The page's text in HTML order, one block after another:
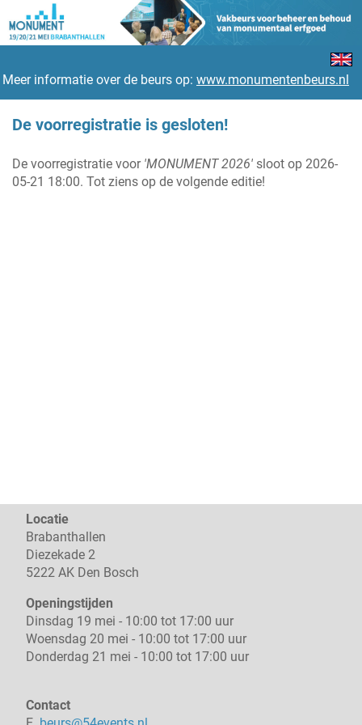
Meer informatie over de beurs op: www.monumentenbeurs.nl
De voorregistratie is gesloten!
De voorregistratie voor 'MONUMENT 2026' sloot op 2026-
05-21 18:00. Tot ziens op de volgende editie!
Locatie
Brabanthallen
Diezekade 2
5222 AK Den Bosch
Openingstijden
Dinsdag 19 mei - 10:00 tot 17:00 uur
Woensdag 20 mei - 10:00 tot 17:00 uur
Donderdag 21 mei - 10:00 tot 17:00 uur
Contact